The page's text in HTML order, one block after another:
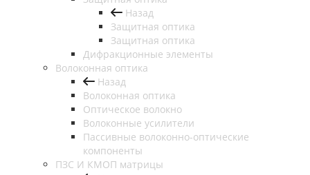
Назад
Защитная оптика
Защитная оптика
Дифракционные элементы
Волоконная оптика
Назад
Волоконная оптика
Оптическое волокно
Волоконные усилители
Пассивные волоконно-оптические
компоненты
ПЗС И КМОП матрицы